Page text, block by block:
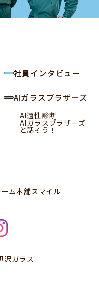
社員インタビュー
AIガラスブラザーズ
AI適性診断
AIガラスブラザーズ
と話そう！
ーム本舗スマイル
沢ガラス